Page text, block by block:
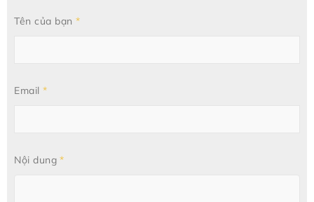
Tên của bạn
Email
Nội dung